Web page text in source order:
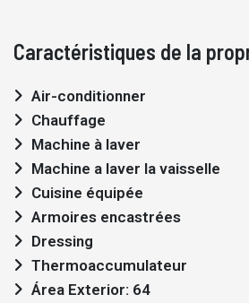
Caractéristiques de la
Air-conditionner
Chauffage
Machine à laver
Machine a laver la vaisselle
Cuisine équipée
Armoires encastrées
Dressing
Thermoaccumulateur
Área Exterior: 64